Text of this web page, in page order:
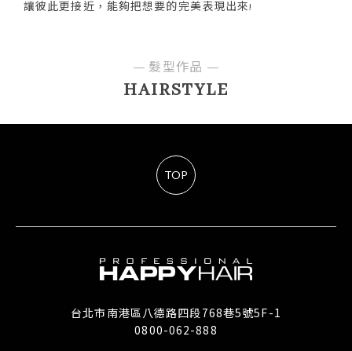
讓彼此更接近，能夠把想要的完美表現出來!
HAIRSTYLE
髮型作品
TOP
台北市南港區八德路四段768巷5號5F-1
0800-062-888